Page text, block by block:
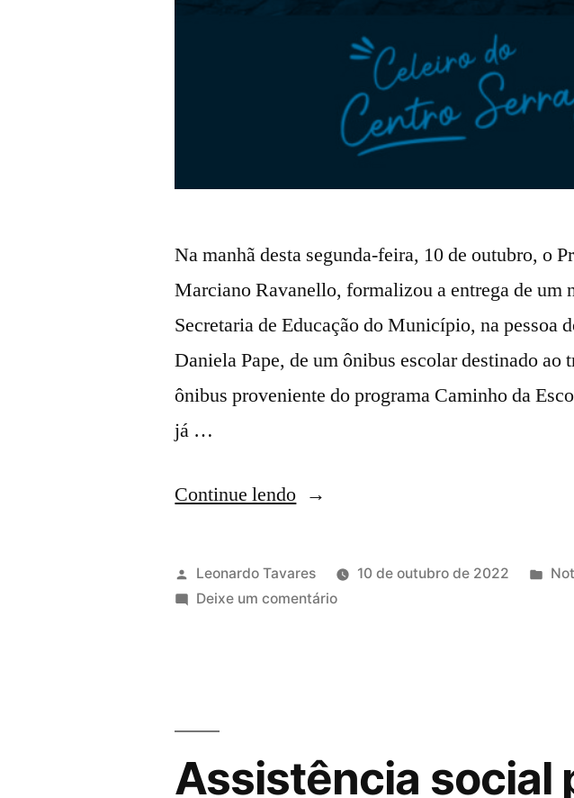
Na manhã desta segunda-feira, 10 de outubro, o
Marciano Ravanello, formalizou a entrega de um
Secretaria de Educação do Município, na pessoa
Daniela Pape, de um ônibus escolar destinado ao
ônibus proveniente do programa Caminho da
já …
Continue lendo
Leonardo Tavares 10 de outubro de 2022
Deixe um comentário
Assistência social